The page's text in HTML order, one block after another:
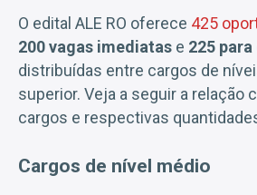
O edital ALE RO oferece 425
200 vagas imediatas e 225
distribuídas entre cargos de
superior. Veja a seguir a relação
cargos e respectivas
Cargos de nível médio